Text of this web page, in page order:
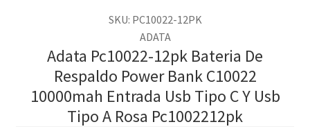
SKU: PC10022-12PK
ADATA
Adata Pc10022-12pk Bateria De
Respaldo Power Bank C10022
10000mah Entrada Usb Tipo C Y Usb
Tipo A Rosa Pc1002212pk